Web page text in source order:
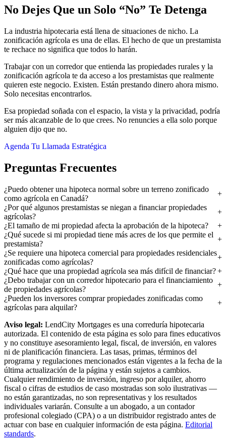
No Dejes Que un Solo “No” Te Detenga
La industria hipotecaria está llena de situaciones de nicho. La
zonificación agrícola es una de ellas. El hecho de que un prestamista
te rechace no significa que todos lo harán.
Trabajar con un corredor que entienda las propiedades rurales y la
zonificación agrícola te da acceso a los prestamistas que realmente
quieren este negocio. Existen. Están prestando dinero ahora mismo.
Solo necesitas encontrarlos.
Esa propiedad soñada con el espacio, la vista y la privacidad, podría
ser más alcanzable de lo que crees. No renuncies a ella solo porque
alguien dijo que no.
Agenda Tu Llamada Estratégica
Preguntas Frecuentes
¿Puedo obtener una hipoteca normal sobre un terreno zonificado
como agrícola en Canadá?
¿Por qué algunos prestamistas se niegan a financiar propiedades
agrícolas?
¿El tamaño de mi propiedad afecta la aprobación de la hipoteca?
¿Qué sucede si mi propiedad tiene más acres de los que permite el
prestamista?
¿Se requiere una hipoteca comercial para propiedades residenciales
zonificadas como agrícolas?
¿Qué hace que una propiedad agrícola sea más difícil de financiar?
¿Debo trabajar con un corredor hipotecario para el financiamiento
de propiedades agrícolas?
¿Pueden los inversores comprar propiedades zonificadas como
agrícolas para alquilar?
Aviso legal: LendCity Mortgages es una correduría hipotecaria
autorizada. El contenido de esta página es solo para fines educativos
y no constituye asesoramiento legal, fiscal, de inversión, en valores
ni de planificación financiera. Las tasas, primas, términos del
programa y regulaciones mencionados están vigentes a la fecha de la
última actualización de la página y están sujetos a cambios.
Cualquier rendimiento de inversión, ingreso por alquiler, ahorro
fiscal o cifras de estudios de caso mostradas son solo ilustrativas —
no están garantizadas, no son representativas y los resultados
individuales variarán. Consulte a un abogado, a un contador
profesional colegiado (CPA) o a un distribuidor registrado antes de
actuar con base en cualquier información de esta página. Editorial
standards.